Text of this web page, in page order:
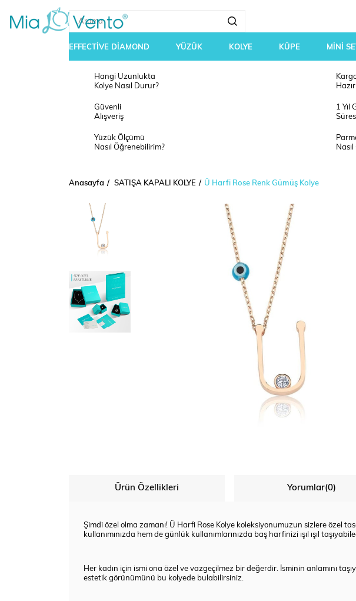
EFFECTİVE DİAMOND YÜZÜK KOLYE KÜPE MİNİ
Hangi Uzunlukta
Kolye Nasıl Durur?
Güvenli
Alışveriş
1 Yıl
Yüzük Ölçümü
Nasıl Öğrenebilirim?
Anasayfa SATIŞA KAPALI KOLYE Ü Harfi Rose Renk Gümüş Kolye
Ürün Özellikleri Yorumlar(0)
Şimdi özel olma zamanı! Ü Harfi Rose Kolye koleksiyonumuzun sizlere özel
kullanımınızda hem de günlük kullanımlarınızda baş harfinizi ışıl ışıl
Her kadın için ismi ona özel ve vazgeçilmez bir değerdir. İsminin anlamını
estetik görünümünü bu kolyede bulabilirsiniz.